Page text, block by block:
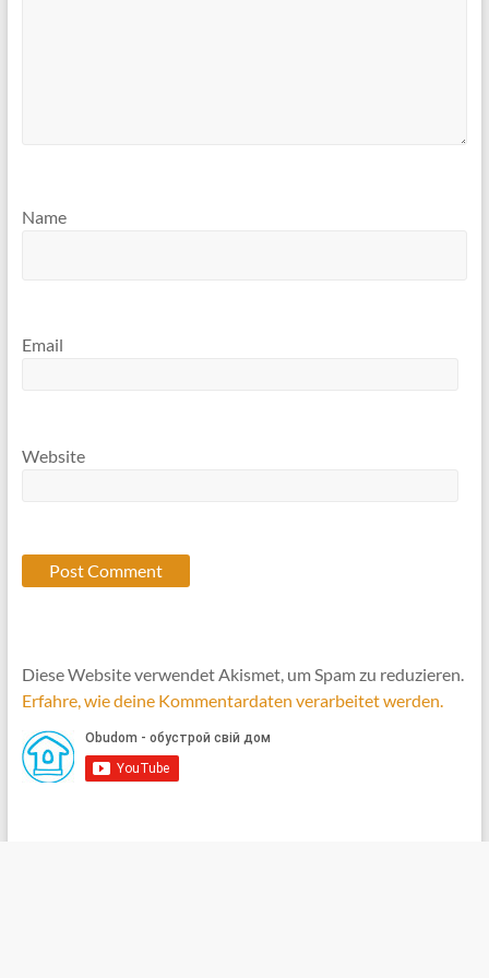
Name
Email
Website
Diese Website verwendet Akismet, um Spam zu reduzieren.
Erfahre, wie deine Kommentardaten verarbeitet werden.